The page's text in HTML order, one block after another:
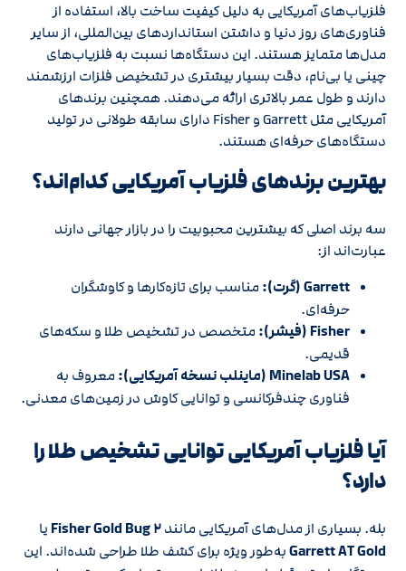
فلزیاب‌های آمریکایی به دلیل کیفیت ساخت بالا، استفاده از
فناوری‌های روز دنیا و داشتن استانداردهای بین‌المللی، از سایر
مدل‌ها متمایز هستند. این دستگاه‌ها نسبت به فلزیاب‌های
چینی یا بی‌نام، دقت بسیار بیشتری در تشخیص فلزات ارزشمند
دارند و طول عمر بالاتری ارائه می‌دهند. همچنین برندهای
آمریکایی مثل Garrett و Fisher دارای سابقه طولانی در تولید
دستگاه‌های حرفه‌ای هستند.
بهترین برندهای فلزیاب آمریکایی کدام‌اند؟
سه برند اصلی که بیشترین محبوبیت را در بازار جهانی دارند
عبارت‌اند از:
Garrett (گرت):
مناسب برای تازه‌کارها و کاوشگران
حرفه‌ای.
Fisher (فیشر):
متخصص در تشخیص طلا و سکه‌های
قدیمی.
Minelab USA (ماینلب نسخه آمریکایی):
معروف به
فناوری چندفرکانسی و توانایی کاوش در زمین‌های معدنی.
آیا فلزیاب آمریکایی توانایی تشخیص طلا را
دارد؟
بله. بسیاری از مدل‌های آمریکایی مانندFisher Gold Bug ۲ یا
Garrett AT Goldبه‌طور ویژه برای کشف طلا طراحی شده‌اند. این